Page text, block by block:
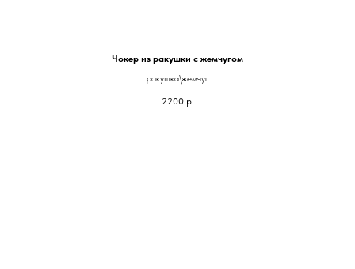
Чокер из ракушки с жемчугом
ракушка\жемчуг
2200 р.